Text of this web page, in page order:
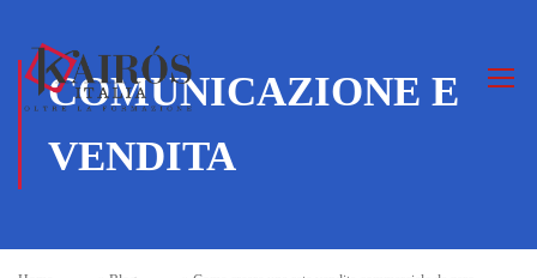
COMUNICAZIONE E
VENDITA